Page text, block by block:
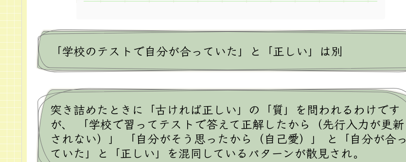
「学校のテストで自分が合っていた」と「正しい」は別
突き詰めたときに「古ければ正しい」の「質」を問われるわけです
が、 「学校で習ってテストで答えて正解したから（先行入力が更新
されない）」 「自分がそう思ったから（自己愛）」 と「自分が合っ
ていた」と「正しい」を混同しているパターンが散見され。